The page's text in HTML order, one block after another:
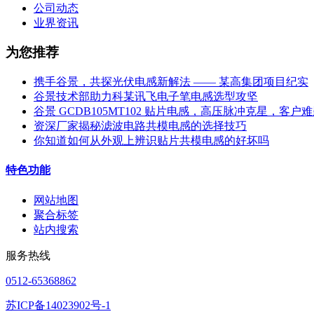
公司动态
业界资讯
为您推荐
携手谷景，共探光伏电感新解法 —— 某高集团项目纪实
谷景技术部助力科某讯飞电子笔电感选型攻坚
谷景 GCDB105MT102 贴片电感，高压脉冲克星，客户
资深厂家揭秘滤波电路共模电感的选择技巧
你知道如何从外观上辨识贴片共模电感的好坏吗
特色功能
网站地图
聚合标签
站内搜索
服务热线
0512-65368862
苏ICP备14023902号-1